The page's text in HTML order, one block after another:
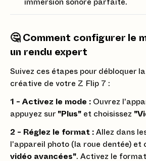
immersion sonore parfaite.
🤔 Comment configurer le
un rendu expert
Suivez ces étapes pour débloquer
créative de votre Z Flip 7 :
1 - Activez le mode : Ouvrez
appuyez sur "Plus" et choisissez
2 - Réglez le format : Allez dans
l'appareil photo (la roue dentée) et
vidéo avancées". Activez le format